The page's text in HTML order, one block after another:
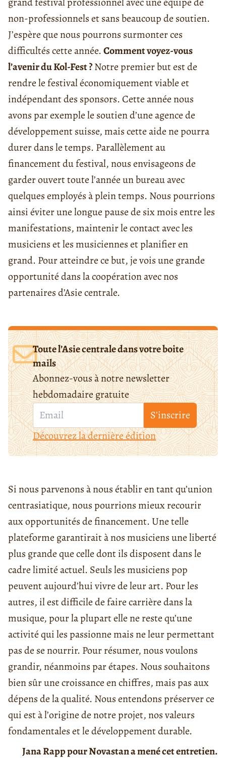
non-professionnels et sans beaucoup de soutien.
J’espère que nous pourrons surmonter ces
difficultés cette année.Comment voyez-vous
l’avenir du Kol-Fest ?Notre premier but est de
rendre le festival économiquement viable et
indépendant des sponsors. Cette année nous
avons par exemple le soutien d’une agence de
développement suisse, mais cette aide ne pourra
durer dans le temps. Parallèlement au
financement du festival, nous envisageons de
garder ouvert toute l’année un bureau avec
quelques employés à plein temps. Nous pourrions
ainsi éviter une longue pause de six mois entre les
manifestations, maintenir le contact avec les
musiciens et les musiciennes et planifier en
grand. Pour atteindre ce but, je vois une grande
opportunité dans la coopération avec nos
partenaires d’Asie centrale.
Toute l’Asie centrale dans votre boite
mails
Abonnez-vous à notre newsletter
hebdomadaire gratuite
S’inscrire
Découvrez la dernière édition
Si nous parvenons à nous établir en tant qu’union
centrasiatique, nous pourrions mieux recourir
aux opportunités de financement. Une telle
plateforme garantirait à nos musiciens une liberté
plus grande que celle dont ils disposent dans le
cadre limité actuel. Seuls les musiciens pop
peuvent aujourd’hui vivre de leur art. Pour les
autres, il est difficile de faire carrière dans la
musique, pour la plupart elle ne reste qu’une
activité qui les passionne mais ne leur permettant
pas de se nourrir. Pour résumer, nous voulons
grandir, néanmoins par étapes. Nous souhaitons
bien sûr une croissance en chiffres, mais pas aux
dépens de la qualité. Nous entendons préserver ce
qui est à l’origine de notre projet, nos valeurs
fondamentales et le développement durable.
Jana Rapp pour Novastan a mené cet entretien.